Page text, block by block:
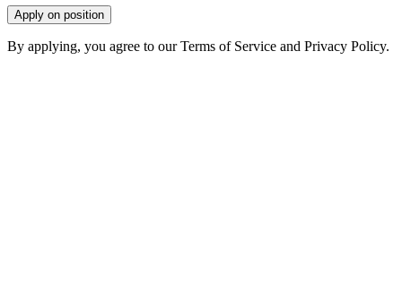
Apply on position
By applying, you agree to our Terms of Service and Privacy Policy.